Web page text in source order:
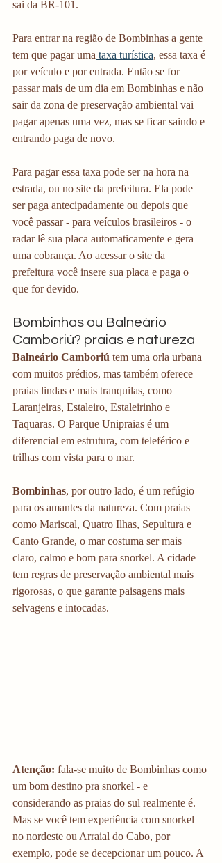
sai da BR-101.
Para entrar na região de Bombinhas a gente
tem que pagar uma taxa turística, essa taxa é
por veículo e por entrada. Então se for
passar mais de um dia em Bombinhas e não
sair da zona de preservação ambiental vai
pagar apenas uma vez, mas se ficar saindo e
entrando paga de novo.
Para pagar essa taxa pode ser na hora na
estrada, ou no site da prefeitura. Ela pode
ser paga antecipadamente ou depois que
você passar - para veículos brasileiros - o
radar lê sua placa automaticamente e gera
uma cobrança. Ao acessar o site da
prefeitura você insere sua placa e paga o
que for devido.
Bombinhas ou Balneário
Camboriú? praias e natureza
Balneário Camboriú tem uma orla urbana
com muitos prédios, mas também oferece
praias lindas e mais tranquilas, como
Laranjeiras, Estaleiro, Estaleirinho e
Taquaras. O Parque Unipraias é um
diferencial em estrutura, com teleférico e
trilhas com vista para o mar.
Bombinhas, por outro lado, é um refúgio
para os amantes da natureza. Com praias
como Mariscal, Quatro Ilhas, Sepultura e
Canto Grande, o mar costuma ser mais
claro, calmo e bom para snorkel. A cidade
tem regras de preservação ambiental mais
rigorosas, o que garante paisagens mais
selvagens e intocadas.
Atenção: fala-se muito de Bombinhas como
um bom destino pra snorkel - e
considerando as praias do sul realmente é.
Mas se você tem experiência com snorkel
no nordeste ou Arraial do Cabo, por
exemplo, pode se decepcionar um pouco. A